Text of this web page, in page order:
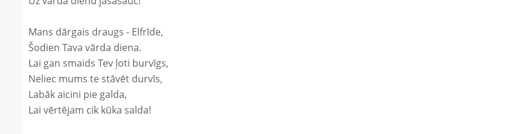
Mans dārgais draugs - Elfrīde,
Šodien Tava vārda diena.
Lai gan smaids Tev ļoti burvīgs,
Neliec mums te stāvēt durvīs,
Labāk aicini pie galda,
Lai vērtējam cik kūka salda!